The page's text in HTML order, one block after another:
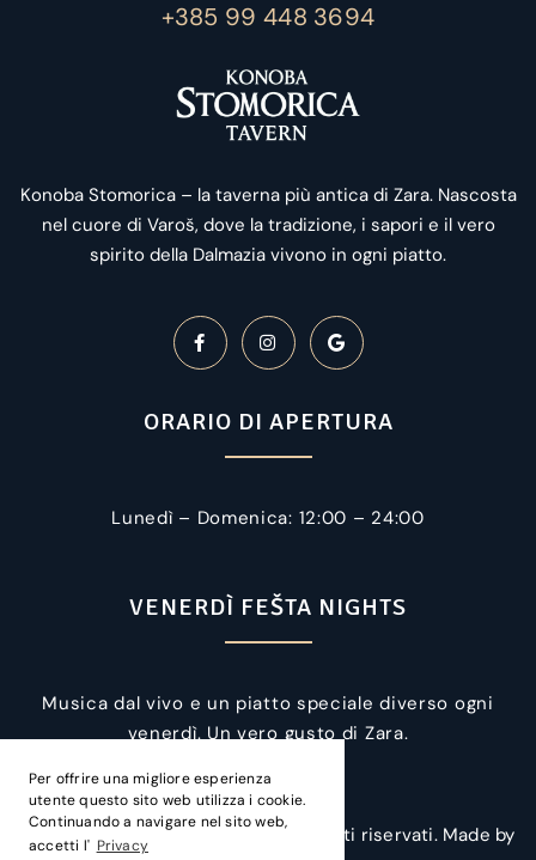
Per offrire una migliore esperienza
utente questo sito web utilizza i cookie.
Continuando a navigare nel sito web,
accetti l' Privacy
+385 99 448 3694
Konoba Stomorica – la taverna più antica di Zara. Nascosta
nel cuore di Varoš, dove la tradizione, i sapori e il vero
spirito della Dalmazia vivono in ogni piatto.
ORARIO DI APERTURA
Lunedì – Domenica: 12:00 – 24:00
VENERDÌ FEŠTA NIGHTS
Musica dal vivo e un piatto speciale diverso ogni
venerdì. Un vero gusto di Zara.
© Copyright 2026 ASPEKT. Tutti i diritti riservati. Made by